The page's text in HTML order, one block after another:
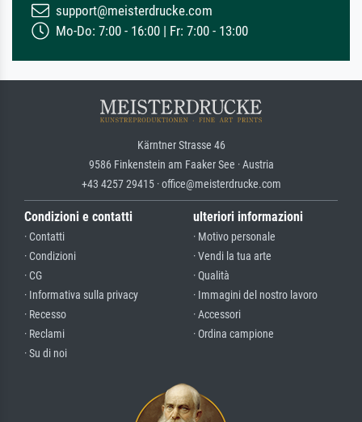
support@meisterdrucke.com
Mo-Do: 7:00 - 16:00 | Fr: 7:00 - 13:00
Kärntner Strasse 46
9586 Finkenstein am Faaker See · Austria
+43 4257 29415 · office@meisterdrucke.com
Condizioni e contatti
· Contatti
· Condizioni
· CG
· Informativa sulla privacy
· Recesso
· Reclami
· Su di noi
ulteriori informazioni
· Motivo personale
· Vendi la tua arte
· Qualità
· Immagini del nostro lavoro
· Accessori
· Ordina campione